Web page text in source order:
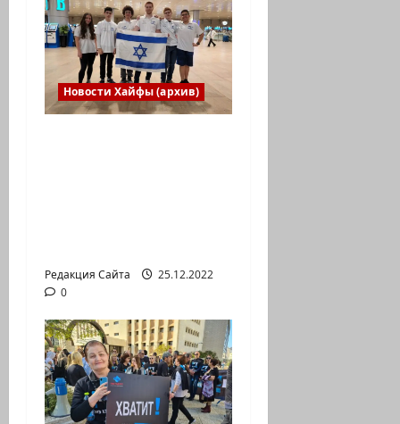
Новости Хайфы (архив)
Редакция Сайта
25.12.2022
0